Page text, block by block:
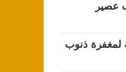
عصير
لمغفرة ذنوب